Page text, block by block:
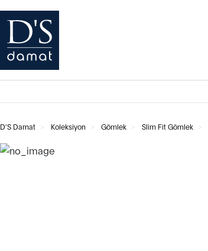
D'S Damat Koleksiyon Gömlek Slim Fit Gömlek